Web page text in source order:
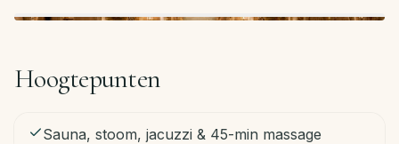
Hoogtepunten
Sauna, stoom, jacuzzi & 45-min massage